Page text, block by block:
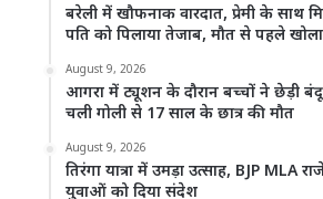
बरेली में खौफनाक वारदात, प्रेमी के साथ
पति को पिलाया तेजाब, मौत से पहले
August 9, 2026
आगरा में ट्यूशन के दौरान बच्चों ने छेड़ी
चली गोली से 17 साल के छात्र की मौत
August 9, 2026
तिरंगा यात्रा में उमड़ा उत्साह, BJP MLA
युवाओं को दिया संदेश